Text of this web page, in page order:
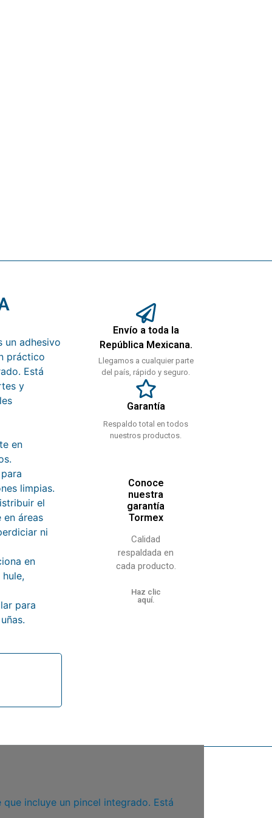
un adhesivo
práctico
Está
y
en
limpias.
el
áreas
ni
en
para
Envío a toda la
República Mexicana.
Llegamos a cualquier parte
del país, rápido y seguro.
Garantía
Respaldo total en todos
nuestros productos.
Conoce
nuestra
garantía
Tormex
Calidad
respaldada en
cada producto.
Haz clic
aquí.
incluye un pincel integrado. Está